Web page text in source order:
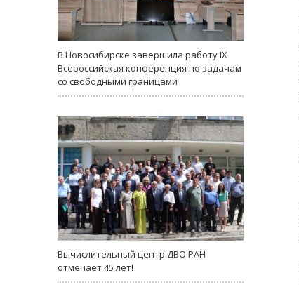
В Новосибирске завершила работу IX
Всероссийская конференция по задачам
со свободными границами
Вычислительный центр ДВО РАН
отмечает 45 лет!